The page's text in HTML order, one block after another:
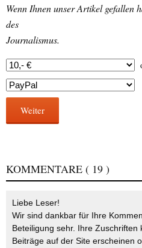
Wenn Ihnen unser Artikel gefallen
des
Journalismus.
Weiter
KOMMENTARE ( 19 )
Liebe Leser!
Wir sind dankbar für Ihre
Beteiligung sehr. Ihre Zuschriften
Beiträge auf der Site erscheinen